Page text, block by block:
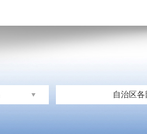
自治区